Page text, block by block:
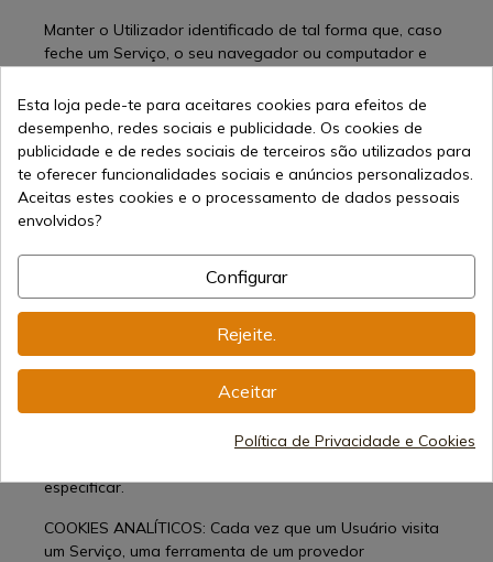
Manter o Utilizador identificado de tal forma que, caso
feche um Serviço, o seu navegador ou computador e
referido Serviço, continuará a ser identificado,
facilitando assim a sua navegação sem ter de se
identificar novamente. Esta funcionalidade pode ser
eliminada se o Utilizador clicar na funcionalidade
"terminar sessão", para que este Cookie seja eliminado
e da próxima vez que o Utilizador entrar no Serviço
Além disso, alguns Serviços podem usar conectores de
mídia social, como Facebook ou Twitter. Quando o
Usuário se registra em um Serviço com credenciais de
uma rede social, ele autoriza a rede social a armazenar
um Cookie persistente que lembra sua identidade e
garante o acesso aos Serviços até que ele expire. O
Utilizador pode eliminar este Cookie e revogar o
acesso aos Serviços através de redes sociais,
especificar.
COOKIES ANALÍTICOS: Cada vez que um Usuário visita
um Serviço, uma ferramenta de um provedor
Esta loja pede-te para aceitares cookies para efeitos de
desempenho, redes sociais e publicidade. Os cookies de
publicidade e de redes sociais de terceiros são utilizados para
te oferecer funcionalidades sociais e anúncios personalizados.
Aceitas estes cookies e o processamento de dados pessoais
envolvidos?
Configurar
Rejeite.
Aceitar
Política de Privacidade e Cookies